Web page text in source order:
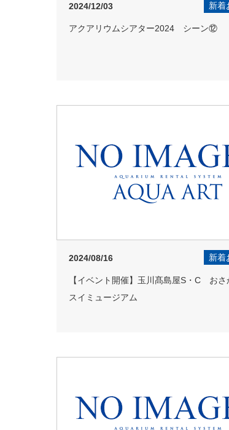
2024/12/03 新着
アクアリウムシアター2024 シーン⑫
2024/08/16 新着
【イベント開催】玉川髙島屋S・C おさ
スイミュージアム